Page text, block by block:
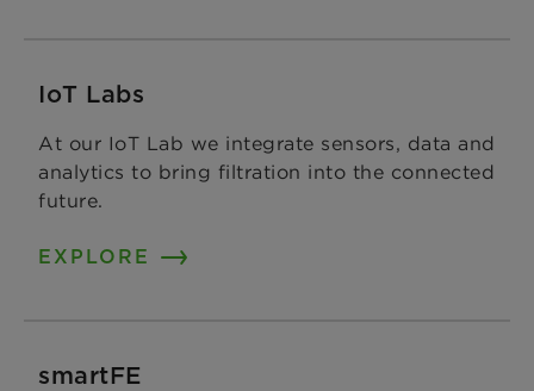
IoT Labs
At our IoT Lab we integrate sensors, data and
analytics to bring filtration into the connected
future.
EXPLORE
smartFE